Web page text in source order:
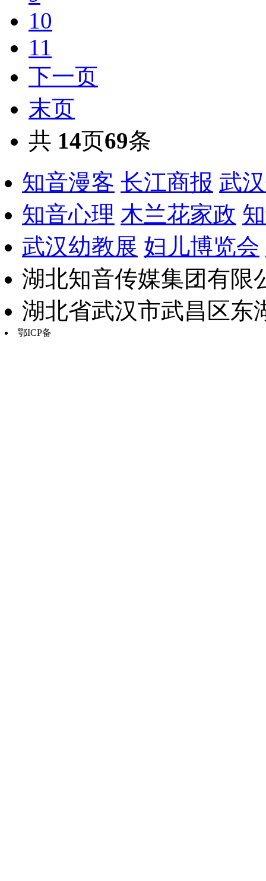
10
11
下一页
末页
共 14页69条
知音漫客 长江商报 武
知音心理 木兰花家政
武汉幼教展 妇儿博览会
湖北知音传媒集团有限
湖北省武汉市武昌区东
鄂ICP备